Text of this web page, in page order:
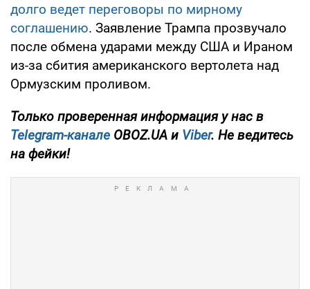
долго ведет переговоры по мирному
соглашению. Заявление Трампа прозвучало
после обмена ударами между США и Ираном
из-за сбития американского вертолета над
Ормузским проливом.
Только проверенная информация у нас в
Telegram-канале OBOZ.UA и Viber. Не ведитесь
на фейки!